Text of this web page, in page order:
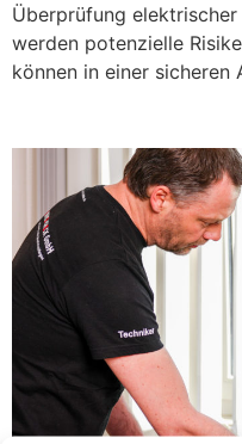
Überprüfung
werden potenzielle
können in einer sicheren